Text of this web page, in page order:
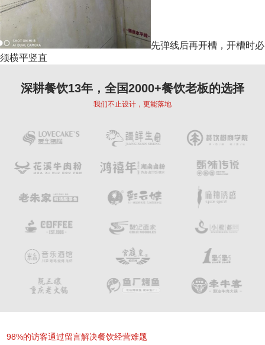
先弹线后再开槽，开槽时必
须横平竖直
深耕餐饮13年，全国2000+餐饮老板的选择
我们不止设计，更能落地
98%的访客通过留言解决餐饮经营难题